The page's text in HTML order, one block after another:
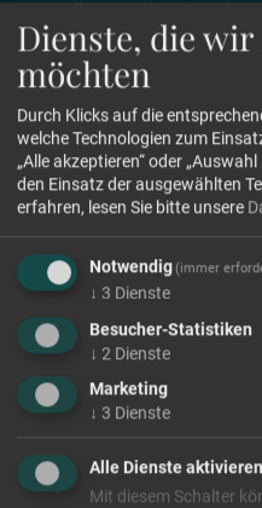
Tech: Kostenfreies WIFI,
Dienste, die wir
möchten
Durch Klicks auf die
welche Technologien zum
„Alle akzeptieren“ oder
den Einsatz der ausgewählten
erfahren, lesen Sie bitte unsere
Notwendig (immer
↓ 3 Dienste
Besucher-Statistiken
↓ 2 Dienste
Marketing
↓ 3 Dienste
Alle Dienste
Mit diesem Schalter